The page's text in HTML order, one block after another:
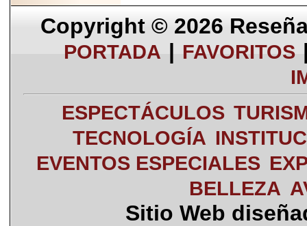
Copyright © 2026
PORTADA | FAVORITOS
ESPECTÁCULOS
TECNOLOGÍA
EVENTOS ESPECIALES
BELLEZA
Sitio Web